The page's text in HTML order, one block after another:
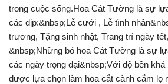
trong cuộc sống.Hoa Cát Tường là sự
các dịp:&nbsp;Lễ cưới , Lễ tình
trương, Tặng sinh nhật, Trang trí ngày
&nbsp;Những bó hoa Cát Tường là sự
các ngày trọng đại&nbsp;Với độ bền
được lựa chọn làm hoa cắt cành cắm lọ